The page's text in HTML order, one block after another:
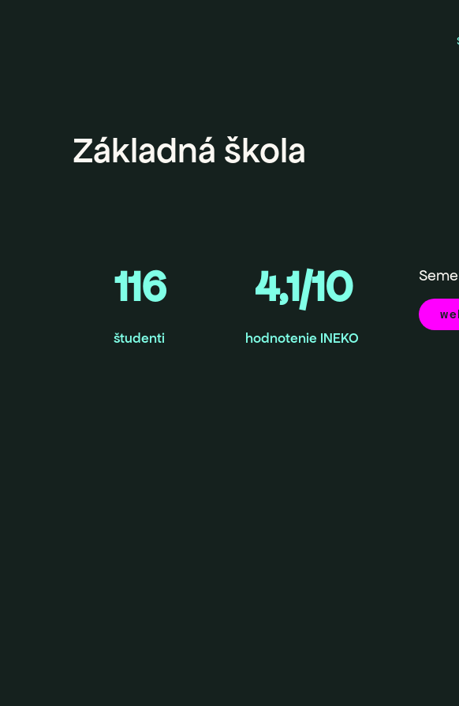
Základná škola
116
študenti
4,1/10
hodnotenie INEKO